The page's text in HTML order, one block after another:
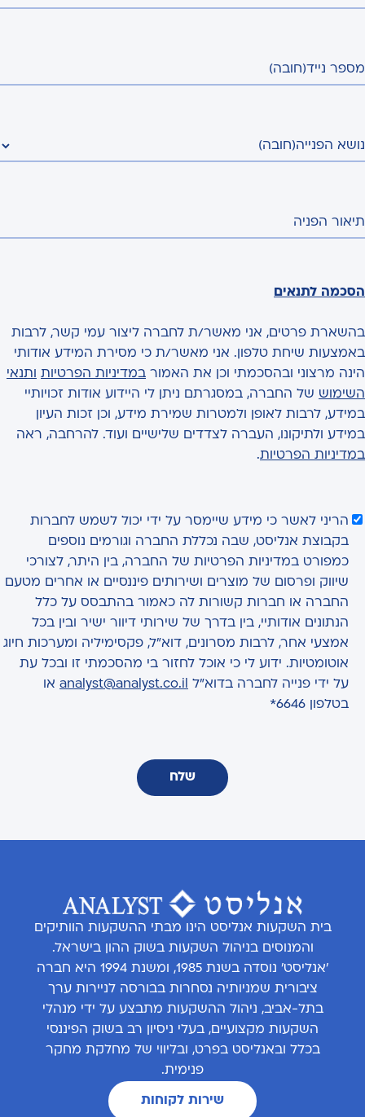
מספר נייד(חובה)
נושא הפנייה(חובה)
תיאור הפניה
הסכמה לתנאים
בהשארת פרטים, אני מאשר/ת לחברה ליצור עמי קשר, לרבות
באמצעות שיחת טלפון. אני מאשר/ת כי מסירת המידע אודותי
הינה מרצוני ובהסכמתי וכן את האמור במדיניות הפרטיות
ותנאי
השימוש של החברה, במסגרתם ניתן לי היידוע אודות זכויותיי
במידע, לרבות לאופן ולמטרות שמירת מידע, וכן זכות העיון
במידע ולתיקונו, העברה לצדדים שלישיים ועוד. להרחבה, ראה
במדיניות הפרטיות.
הריני לאשר כי מידע שיימסר על ידי יכול לשמש לחברות
בקבוצת אנליסט, שבה נכללת החברה וגורמים נוספים
כמפורט במדיניות הפרטיות של החברה, בין היתר, לצורכי
שיווק ופרסום של מוצרים ושירותים פיננסיים או אחרים מטעם
החברה או חברות קשורות לה כאמור בהתבסס על כלל
הנתונים אודותיי, בין בדרך של שירותי דיוור ישיר ובין בכל
אמצעי אחר, לרבות מסרונים, דוא"ל, פקסימיליה ומערכות חיוג
אוטומטיות. ידוע לי כי אוכל לחזור בי מהסכמתי זו ובכל עת
על ידי פנייה לחברה בדוא"ל
analyst@analyst.co.il או
בטלפון 6646*
שלח
בית השקעות אנליסט הינו מבתי ההשקעות הוותיקים
והמנוסים בניהול השקעות בשוק ההון בישראל.
'אנליסט' נוסדה בשנת 1985, ומשנת 1994 היא חברה
ציבורית שמניותיה נסחרות בבורסה לניירות ערך
בתל-אביב, ניהול ההשקעות מתבצע על ידי מנהלי
השקעות מקצועיים, בעלי ניסיון רב בשוק הפיננסי
בכלל ובאנליסט בפרט, ובליווי של מחלקת מחקר
פנימית.
שירות לקוחות